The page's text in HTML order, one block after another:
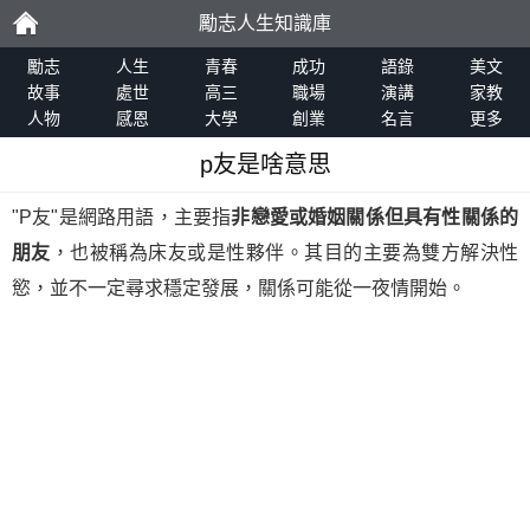
勵
志
勵志人生知識庫
勵志 人生 青春 成功 語錄
美文
故事
處世 高三 職場 演講
家教
人物
感恩 大學 創業 名言 更多
p友是啥意思
"P友"是網路用語，主要指非戀愛或婚姻關係但具有性關係的
朋友 ，也被稱為床友或是性夥伴。其目的主要為雙方解決性
慾，並不一定尋求穩定發展，關係可能從一夜情開始。